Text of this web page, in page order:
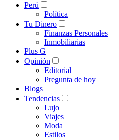
Perú
Política
Tu Dinero
Finanzas Personales
Inmobiliarias
Plus G
Opinión
Editorial
Pregunta de hoy
Blogs
Tendencias
Lujo
Viajes
Moda
Estilos